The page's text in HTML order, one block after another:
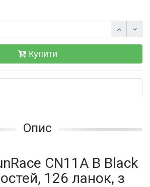
Купити
Опис
CN11A B Black
126 ланок, з